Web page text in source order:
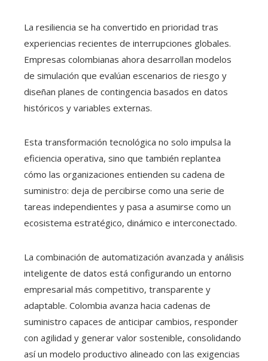
La resiliencia se ha convertido en prioridad tras
experiencias recientes de interrupciones globales.
Empresas colombianas ahora desarrollan modelos
de simulación que evalúan escenarios de riesgo y
diseñan planes de contingencia basados en datos
históricos y variables externas.
Esta transformación tecnológica no solo impulsa la
eficiencia operativa, sino que también replantea
cómo las organizaciones entienden su cadena de
suministro: deja de percibirse como una serie de
tareas independientes y pasa a asumirse como un
ecosistema estratégico, dinámico e interconectado.
La combinación de automatización avanzada y análisis
inteligente de datos está configurando un entorno
empresarial más competitivo, transparente y
adaptable. Colombia avanza hacia cadenas de
suministro capaces de anticipar cambios, responder
con agilidad y generar valor sostenible, consolidando
así un modelo productivo alineado con las exigencias